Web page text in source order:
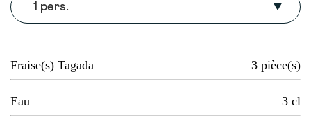
1 pers.
Fraise(s) Tagada 3 pièce(s)
Eau 3 cl